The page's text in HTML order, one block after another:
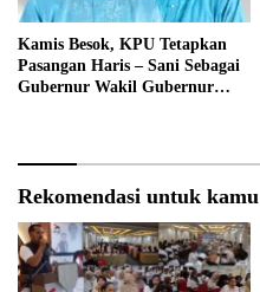
Kamis Besok, KPU Tetapkan
Pasangan Haris – Sani Sebagai
Gubernur Wakil Gubernur
Rekomendasi untuk kamu